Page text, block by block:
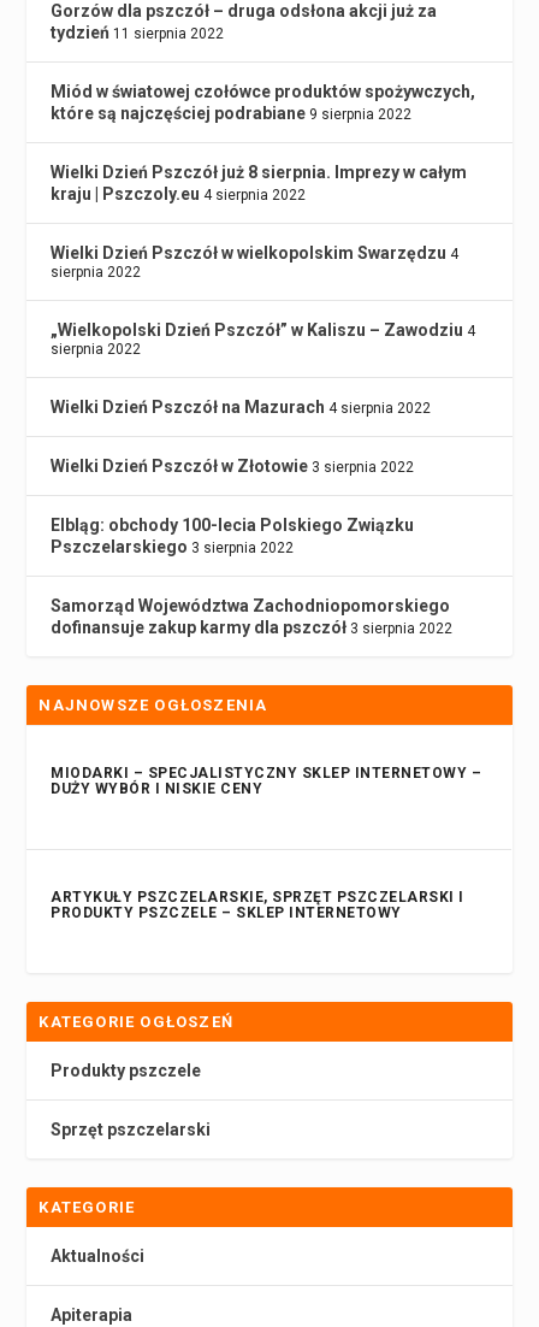
Gorzów dla pszczół – druga odsłona akcji już za
tydzień 11 sierpnia 2022
Miód w światowej czołówce produktów spożywczych,
które są najczęściej podrabiane 9 sierpnia 2022
Wielki Dzień Pszczół już 8 sierpnia. Imprezy w całym
kraju | Pszczoly.eu 4 sierpnia 2022
Wielki Dzień Pszczół w wielkopolskim Swarzędzu 4
sierpnia 2022
„Wielkopolski Dzień Pszczół” w Kaliszu – Zawodziu 4
sierpnia 2022
Wielki Dzień Pszczół na Mazurach 4 sierpnia 2022
Wielki Dzień Pszczół w Złotowie 3 sierpnia 2022
Elbląg: obchody 100-lecia Polskiego Związku
Pszczelarskiego 3 sierpnia 2022
Samorząd Województwa Zachodniopomorskiego
dofinansuje zakup karmy dla pszczół 3 sierpnia 2022
NAJNOWSZE OGŁOSZENIA
MIODARKI – SPECJALISTYCZNY SKLEP INTERNETOWY –
DUŻY WYBÓR I NISKIE CENY
ARTYKUŁY PSZCZELARSKIE, SPRZĘT PSZCZELARSKI I
PRODUKTY PSZCZELE – SKLEP INTERNETOWY
KATEGORIE OGŁOSZEŃ
Produkty pszczele
Sprzęt pszczelarski
KATEGORIE
Aktualności
Apiterapia